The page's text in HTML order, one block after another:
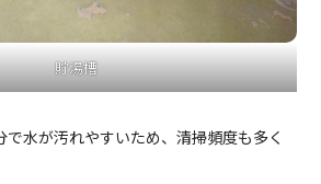
貯湯槽
水が汚れやすいため、清掃頻度も多く